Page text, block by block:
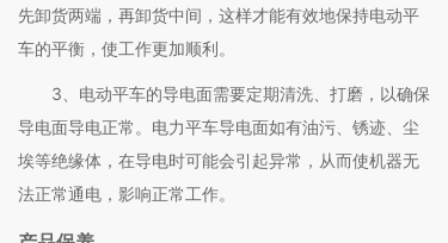
先卸货两端，再卸货中间，这样才能有效地保持电动平
车的平衡，使工作更加顺利。
3、电动平车的导电面需要定期清洗、打磨，以确保
导电面导电正常。电力平车导电面如有油污、锈迹、尘
埃等绝缘体，在导电时可能会引起异常，从而使机器无
法正常通电，影响正常工作。